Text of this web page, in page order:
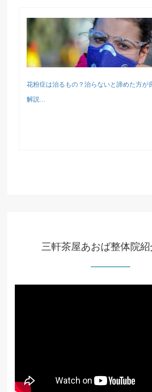
花粉症は治るもの？治らないと諦めた方が
解説...
三軒茶屋あおば整体院